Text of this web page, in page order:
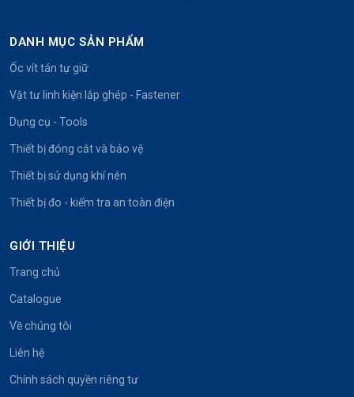
DANH MỤC SẢN PHẨM
Ốc vít tán tự giữ
Vật tư linh kiện lắp ghép - Fastener
Dụng cụ - Tools
Thiết bị đóng cắt và bảo vệ
Thiết bị sử dụng khí nén
Thiết bị đo - kiểm tra an toàn điện
GIỚI THIỆU
Trang chủ
Catalogue
Về chúng tôi
Liên hệ
Chính sách quyền riêng tư